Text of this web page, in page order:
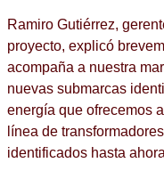
Ramiro Gutiérrez,
proyecto, explicó
acompaña a nuestra
nuevas submarcas
energía que ofrecemos
línea de
identificados hasta